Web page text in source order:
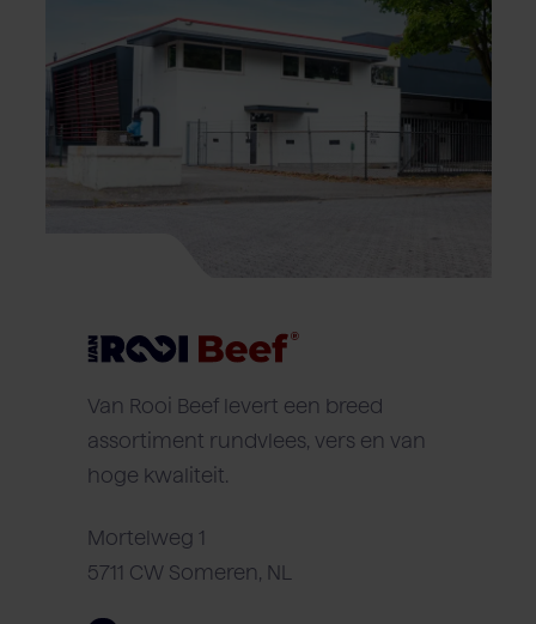
Van Rooi Beef levert een breed
assortiment rundvlees, vers en van
hoge kwaliteit.
Mortelweg 1
5711 CW Someren, NL